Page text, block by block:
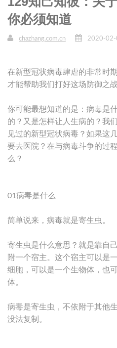
你必须知道
chazhang.com.cn 2020-02-
在新型冠状病毒肆虐的非常时
才能帮助我们打好这场防御之
你可能最想知道的是：病毒是
的？又是怎样让人生病的？我
见过的新型冠状病毒？如果这
要去医院？在与病毒斗争的过
么？
01病毒是什么
简单说来，病毒就是寄生虫。
寄生虫是什么意思？就是靠自
附一个宿主。这个宿主可以是
细胞，可以是一个生物体，也
体。
病毒是寄生虫，不依附于其他
没法复制。